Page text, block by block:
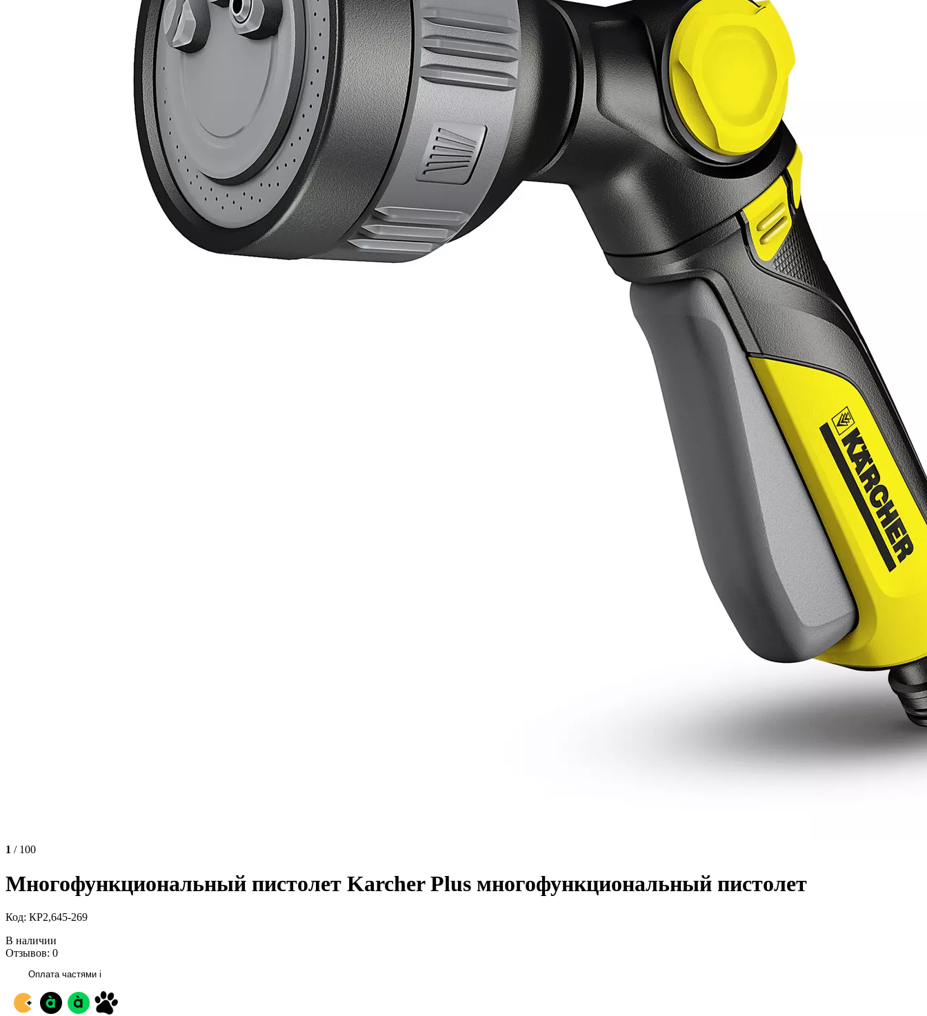
1 / 100
Многофункциональный пистолет Karcher Plus многофункциональный пистолет
Код: КР2,645-269
В наличии
Отзывов: 0
Оплата частями i